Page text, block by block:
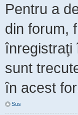
Pentru a
din forum,
înregistraţi
sunt
în acest
Sus